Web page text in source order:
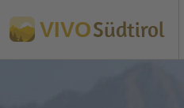
VIVOSüdtirol